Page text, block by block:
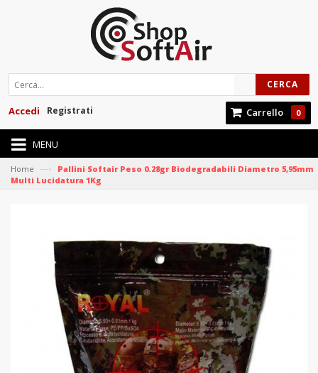
CERCA
Carrello 0
Registrati
Accedi
MENU
Home —›
Pallini Softair Peso 0.28gr Biodegradabili Diametro 5,95mm
Multi Lucidatura 1Kg